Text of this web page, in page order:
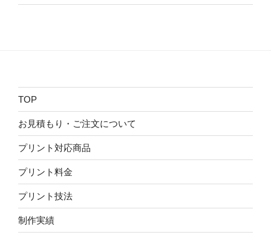
TOP
お見積もり・ご注文について
プリント対応商品
プリント料金
プリント技法
制作実績